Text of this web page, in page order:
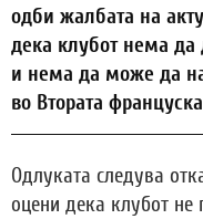
одби жалбата на
дека клубот нема
и нема да може да
во Втората
Одлуката следува
оцени дека клубот не